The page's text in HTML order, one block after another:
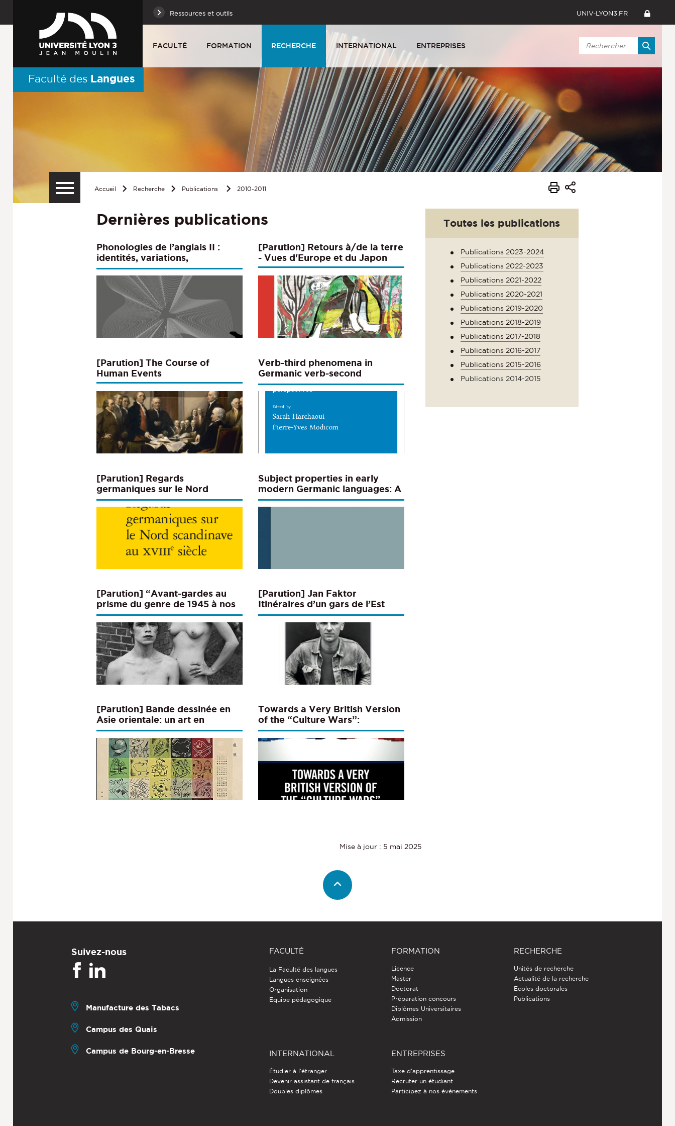
Ressources et outils UNIV-LYON3.FR
FACULTÉ FORMATION RECHERCHE INTERNATIONAL ENTREPRISES
Faculté des Langues
Accueil Recherche Publications 2010-2011
Dernières publications
Phonologies de l’anglais II :
identités, variations,
représentations
[Parution] Retours à/de la terre
- Vues d'Europe et du Japon
[Parution] The Course of
Human Events
Verb-third phenomena in
Germanic verb-second
languages: Hisctorical and
variational perspectives
[Parution] Regards
germaniques sur le Nord
scandinave au XVIIIe siècle
Subject properties in early
modern Germanic languages: A
contrastive corpus-based study
[Parution] “Avant-gardes au
prisme du genre de 1945 à nos
jours : esthétiques, mémoires,
actualités” (Cahiers d’études
germaniques n°88, 2025)
[Parution] Jan Faktor
Itinéraires d’un gars de l’Est
entre textes et performances
[Parution] Bande dessinée en
Asie orientale: un art en
mouvement
Towards a Very British Version
of the “Culture Wars”:
Populism, Social Fractures and
Political Communication
Toutes les publications
Publications 2023-2024
Publications 2022-2023
Publications 2021-2022
Publications 2020-2021
Publications 2019-2020
Publications 2018-2019
Publications 2017-2018
Publications 2016-2017
Publications 2015-2016
Publications 2014-2015
Mise à jour : 5 mai 2025
Suivez-nous
Manufacture des Tabacs
Campus des Quais
Campus de Bourg-en-Bresse
FACULTÉ
La Faculté des langues
Langues enseignées
Organisation
Equipe pédagogique
FORMATION
Licence
Master
Doctorat
Préparation concours
Diplômes Universitaires
Admission
RECHERCHE
Unités de recherche
Actualité de la recherche
Ecoles doctorales
Publications
INTERNATIONAL
Étudier à l'étranger
Devenir assistant de français
Doubles diplômes
ENTREPRISES
Taxe d'apprentissage
Recruter un étudiant
Participez à nos événements